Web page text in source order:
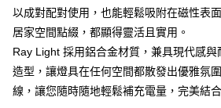
每筆NT$120，滿NT$1,000(含以上)免運費
黑貓宅配(離島)
每筆NT$250，滿NT$2,000(含以上)免運費
以成對配對使用，也能輕鬆吸附在磁性表
居家空間點綴，都顯得靈活且實用。
Ray Light 採用鋁合金材質，兼具現代感
造型，讓燈具在任何空間都散發出優雅氛
線，讓您隨時隨地輕鬆補充電量，完美結